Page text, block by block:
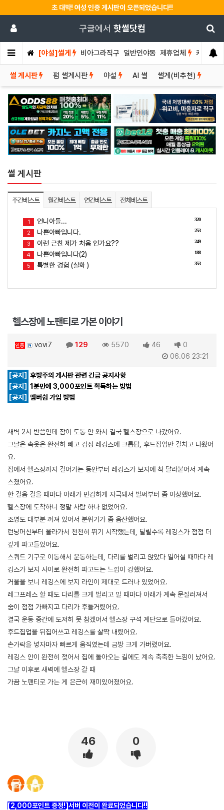
초 대박! 여성 인증 게시판이 오픈되었습니다!!
구글에서 핫썰닷컴
[야설]썰게 비아그라직구 일반인야동 제휴업체 커뮤니티
썰 게시판 펌 썰게시판 야설 AI 썰 썰게(비추천)
썰 게시판
주간베스트 월간베스트 연간베스트 전체베스트
320
1 언니아들...
253
2 나쁜아빠입니다.
249
3 이런 근친 제가 처음 인가요??
188
4 나쁜아빠입니다(2)
353
5 특별한 경험 (실화 )
헬스장에 노팬티로 가본 이야기
인증 vovi7 129 5570 46
0
06.06 23:21
[공지] 후방주의 게시판 관련 긴급 공지사항
[공지] 1분만에 3,000포인트 획득하는 방법
[공지]
멤버쉽 가입 방법
새벽 2시 반쯤인데 잠이 도통 안 와서 결국 헬스장으로 나갔어요.
그날은 속옷은 완전히 빼고 검정 레깅스에 크롭탑, 후드집업만 걸치고 나왔어
요.
집에서 헬스장까지 걸어가는 동안부터 레깅스가 보지에 착 달라붙어서 계속
스쳤어요.
한 걸음 걸을 때마다 아래가 민감하게 자극돼서 벌써부터 좀 이상했어요.
헬스장에 도착하니 정말 사람 하나 없었어요.
조명도 대부분 꺼져 있어서 분위기가 좀 음산했어요.
런닝머신부터 올라가서 천천히 뛰기 시작했는데, 달릴수록 레깅스가 점점 더
깊게 파고들었어요.
스쿼트 기구로 이동해서 운동하는데, 다리를 벌리고 앉았다 일어설 때마다 레
깅스가 보지 사이로 완전히 파고드는 느낌이 강했어요.
거울을 보니 레깅스에 보지 라인이 제대로 드러나 있었어요.
레그프레스 할 때도 다리를 크게 벌리고 밀 때마다 아래가 계속 문질러져서
숨이 점점 가빠지고 다리가 후들거렸어요.
결국 운동 중간에 도저히 못 참겠어서 헬스장 구석 계단으로 들어갔어요.
후드집업을 뒤집어쓰고 레깅스를 살짝 내렸어요.
손가락을 넣자마자 빠르게 움직였는데 금방 크게 가버렸어요.
레깅스 안이 완전히 젖어서 집에 돌아오는 길에도 계속 축축한 느낌이 났어요.
그날 이후로 새벽에 헬스장 갈 때
가끔 노팬티로 가는 게 은근히 재미있어졌어요.
46 0
[2,000포인트 증정!]서버 이전이 완료되었습니다!!